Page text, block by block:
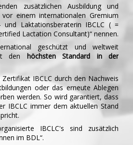
zusätzlichen Ausbildung und
einem internationalen Gremium
und Laktationsberaterin IBCLC ( =
Lactation Consultant)“ nennen.
geschützt und weltweit
den höchsten Standard in der
IBCLC durch den Nachweis
oder das erneute Ablegen
werden. So wird garantiert, dass
IBCLC immer dem aktuellen Stand
IBCLC's sind zusätzlich
im BDL“.